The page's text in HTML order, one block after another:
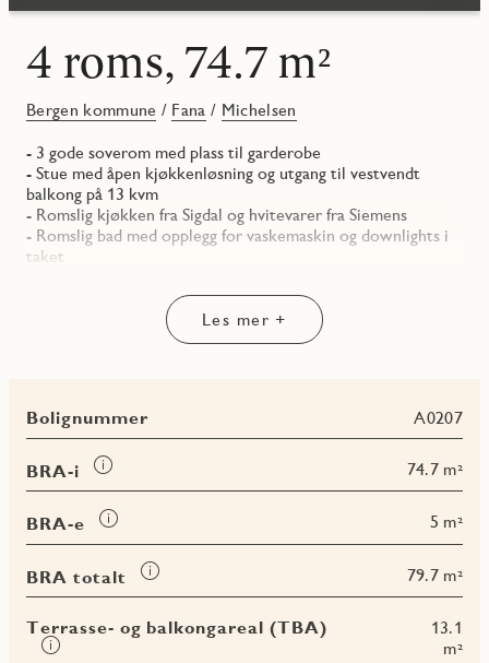
4 roms, 74.7 m²
Bergen kommune / Fana / Michelsen
- 3 gode soverom med plass til garderobe
- Stue med åpen kjøkkenløsning og utgang til vestvendt
balkong på 13 kvm
- Romslig kjøkken fra Sigdal og hvitevarer fra Siemens
- Romslig bad med opplegg for vaskemaskin og downlights i
taket
Les mer +
Bolignummer A0207
BRA-i
Les
mer
om
BRA-
i
74.7 m²
BRA-e
Les
BRA-
e
5 m²
BRA totalt
Les
mer
BRA
79.7 m²
Terrasse- og balkongareal (TBA)
Les
13.1
m²